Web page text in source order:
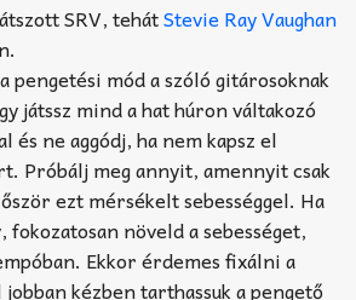
SRV, tehátStevie Ray Vaughan
pengetési mód a szóló gitárosoknak
játssz mind a hat húron váltakozó
és ne aggódj, ha nem kapsz el
Próbálj meg annyit, amennyit csak
ezt mérsékelt sebességgel. Ha
fokozatosan növeld a sebességet,
Ekkor érdemes fixálni a
kézben tarthassuk a pengető